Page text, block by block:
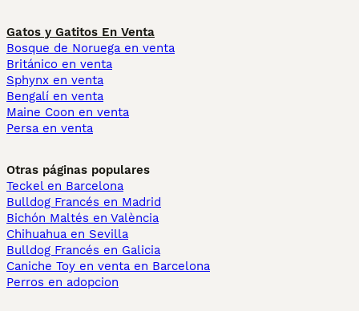
Gatos y Gatitos En Venta
Bosque de Noruega en venta
Británico en venta
Sphynx en venta
Bengalí en venta
Maine Coon en venta
Persa en venta
Otras páginas populares
Teckel en Barcelona
Bulldog Francés en Madrid
Bichón Maltés en València
Chihuahua en Sevilla
Bulldog Francés en Galicia
Caniche Toy en venta en Barcelona
Perros en adopcion